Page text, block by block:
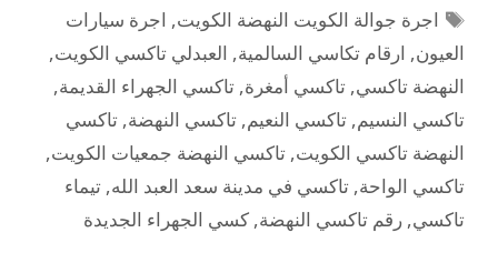
اجرة جوالة الكويت النهضة الكويت, اجرة سيارات
العيون, ارقام تكاسي السالمية, العبدلي تاكسي الكويت,
النهضة تاكسي, تاكسي أمغرة, تاكسي الجهراء القديمة,
تاكسي النسيم, تاكسي النعيم, تاكسي النهضة, تاكسي
النهضة تاكسي الكويت, تاكسي النهضة جمعيات الكويت,
تاكسي الواحة, تاكسي في مدينة سعد العبد الله, تيماء
تاكسي, رقم تاكسي النهضة, كسي الجهراء الجديدة